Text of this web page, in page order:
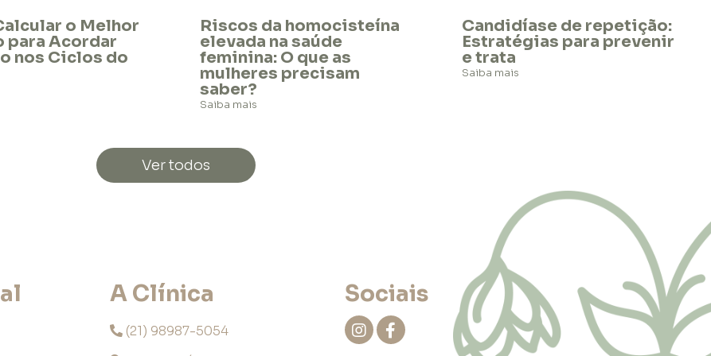
o Melhor
para Acordar
nos Ciclos do
Riscos da homocisteína
elevada na saúde
feminina: O que as
mulheres precisam
saber?
Saiba mais
Candidíase de repetição:
Estratégias para prevenir
e trata
Saiba mais
Ver todos
A Clínica
(21) 98987-5054
Sociais